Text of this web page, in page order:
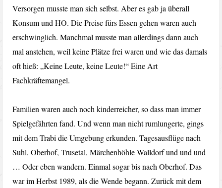
Versorgen musste man sich selbst. Aber es gab ja überall
Konsum und HO. Die Preise fürs Essen gehen waren auch
erschwinglich. Manchmal musste man allerdings dann auch
mal anstehen, weil keine Plätze frei waren und wie das damals
oft hieß: „Keine Leute, keine Leute!“ Eine Art
Fachkräftemangel.
Familien waren auch noch kinderreicher, so dass man immer
Spielgefährten fand. Und wenn man nicht rumlungerte, gings
mit dem Trabi die Umgebung erkunden. Tagesausflüge nach
Suhl, Oberhof, Trusetal, Märchenhöhle Walldorf und und und
… Oder eben wandern. Einmal sogar bis nach Oberhof. Das
war im Herbst 1989, als die Wende begann. Zurück mit dem